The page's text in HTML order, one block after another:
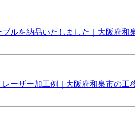
ルを納品いたしました｜大阪府和
レーザー加工例｜大阪府和泉市の工